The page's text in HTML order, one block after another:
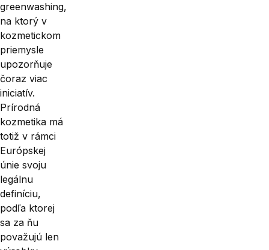
greenwashing,
na ktorý v
kozmetickom
priemysle
upo­zorňuje
čoraz viac
iniciatív.
Prírodná
kozmetika má
totiž v rámci
Európskej
únie svoju
legálnu
definíciu,
podľa ktorej
sa za ňu
považujú len